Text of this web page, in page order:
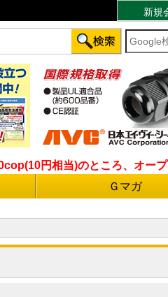
新規
円相当)のところ、オー
Ｇマガ